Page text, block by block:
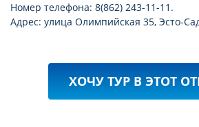
Номер телефона: 8(862) 243-11-11.
Адрес: улица Олимпийская 35, Эсто-
ХОЧУ ТУР В ЭТОТ